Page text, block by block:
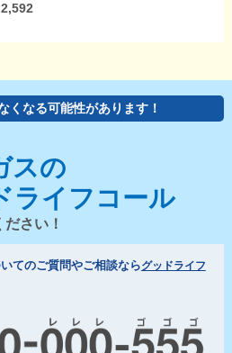
2,592
くなる可能性があります！
スの
ライフコール
さい！
てのご質問やご相談ならグッドライフ